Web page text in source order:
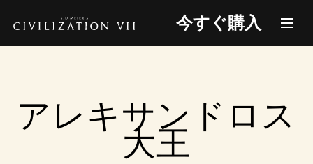
今すぐ購入
アレキサンドロス
大王